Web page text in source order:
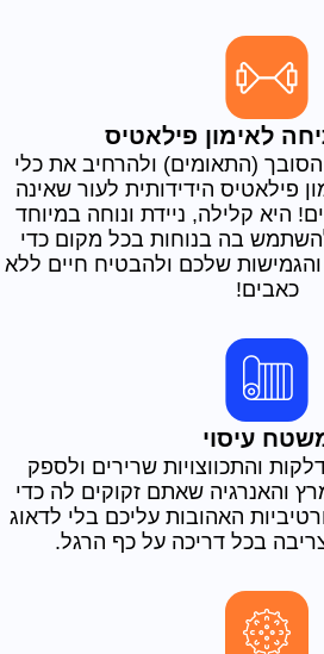
לאימון פילאטיס
(התאומים) ולהרחיב את כלי
פילאטיס הידידותית לעור שאינה
היא קלילה, ניידת ונוחה במיוחד
בה בנוחות בכל מקום כדי
שלכם ולהבטיח חיים ללא
כאבים!
עיסוי
והתכווצויות שרירים ולספק
והאנרגיה שאתם זקוקים לה כדי
האהובות עליכם בלי לדאוג
בכל דריכה על כף הרגל.